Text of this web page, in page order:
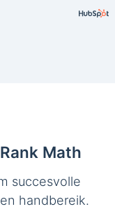
Math
succesvolle
handbereik.